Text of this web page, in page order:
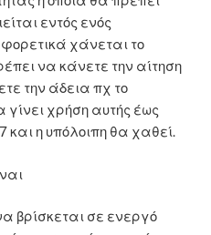
εντός ενός
χάνεται το
να κάνετε την αίτηση
την άδεια πχ το
γίνει χρήση αυτής έως
και η υπόλοιπη θα χαθεί.
βρίσκεται σε ενεργό